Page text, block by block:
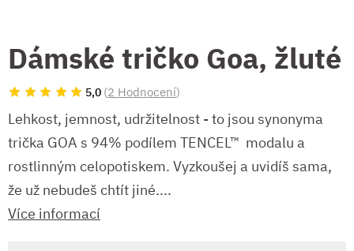
Dámské tričko Goa, žluté
5,0 (2 Hodnocení)
Lehkost, jemnost, udržitelnost - to jsou synonyma
trička GOA s 94% podílem TENCEL™ modalu a
rostlinným celopotiskem. Vyzkoušej a uvidíš sama,
že už nebudeš chtít jiné....
Více informací